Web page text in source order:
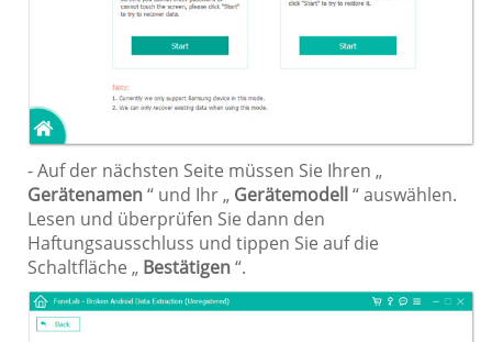
- Auf der nächsten Seite müssen Sie Ihren „
Gerätenamen“ und Ihr „ Gerätemodell “ auswählen.
Lesen und überprüfen Sie dann den
Haftungsausschluss und tippen Sie auf die
Schaltfläche „ Bestätigen“.